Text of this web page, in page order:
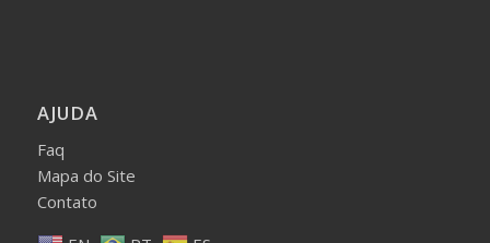
AJUDA
Faq
Mapa do Site
Contato